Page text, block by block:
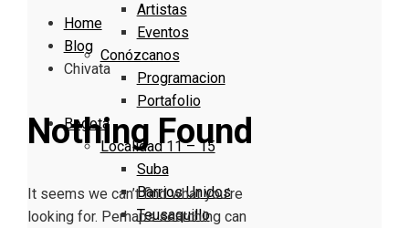
Artistas
Eventos
Conózcanos
Programacion
Portafolio
Bogotá
Localidad 11 – 15
Suba
Barrios Unidos
Teusaquillo
Home
Blog
Chivata
Nothing Found
It seems we can’t find what you’re
looking for. Perhaps searching can